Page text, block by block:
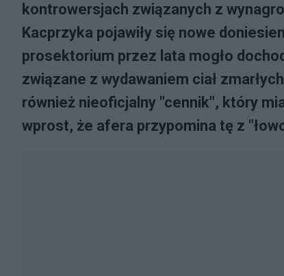
kontrowersjach związanych z
Kacprzyka pojawiły się nowe
prosektorium przez lata mogło
związane z wydawaniem ciał
również nieoficjalny "cennik", który
wprost, że afera przypomina tę z